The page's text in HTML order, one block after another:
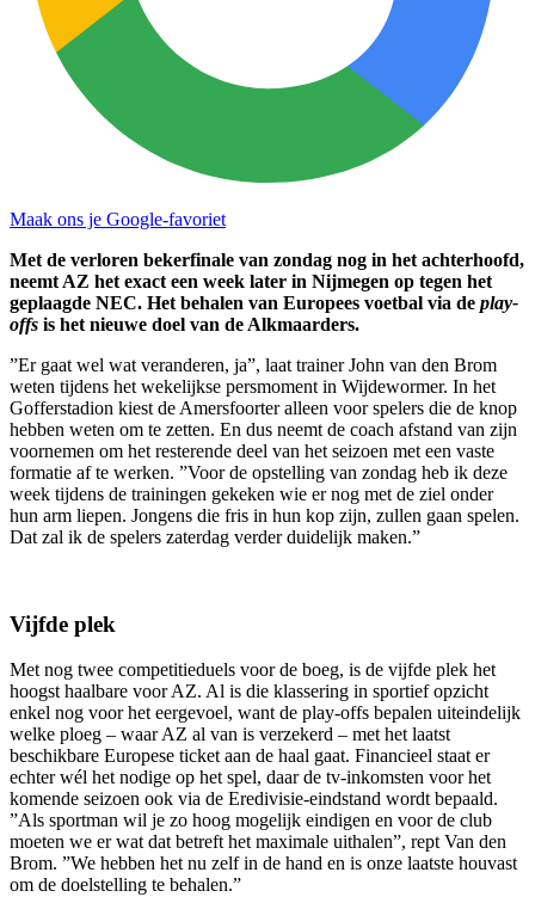
Maak ons je Google-favoriet
Met de verloren bekerfinale van zondag nog in het achterhoofd,
neemt AZ het exact een week later in Nijmegen op tegen het
geplaagde NEC. Het behalen van Europees voetbal via de play-
offs is het nieuwe doel van de Alkmaarders.
”Er gaat wel wat veranderen, ja”, laat trainer John van den Brom
weten tijdens het wekelijkse persmoment in Wijdewormer. In het
Gofferstadion kiest de Amersfoorter alleen voor spelers die de knop
hebben weten om te zetten. En dus neemt de coach afstand van zijn
voornemen om het resterende deel van het seizoen met een vaste
formatie af te werken. ”Voor de opstelling van zondag heb ik deze
week tijdens de trainingen gekeken wie er nog met de ziel onder
hun arm liepen. Jongens die fris in hun kop zijn, zullen gaan spelen.
Dat zal ik de spelers zaterdag verder duidelijk maken.”
Vijfde plek
Met nog twee competitieduels voor de boeg, is de vijfde plek het
hoogst haalbare voor AZ. Al is die klassering in sportief opzicht
enkel nog voor het eergevoel, want de play-offs bepalen uiteindelijk
welke ploeg – waar AZ al van is verzekerd – met het laatst
beschikbare Europese ticket aan de haal gaat. Financieel staat er
echter wél het nodige op het spel, daar de tv-inkomsten voor het
komende seizoen ook via de Eredivisie-eindstand wordt bepaald.
”Als sportman wil je zo hoog mogelijk eindigen en voor de club
moeten we er wat dat betreft het maximale uithalen”, rept Van den
Brom. ”We hebben het nu zelf in de hand en is onze laatste houvast
om de doelstelling te behalen.”